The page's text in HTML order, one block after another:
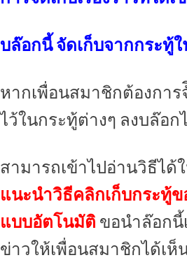
บล๊อกนี้ จัดเก็บจากกระทู้ใ
หากเพื่อนสมาชิกต้องการ
ไว้ในกระทู้ต่างๆ ลงบล๊อ
สามารถเข้าไปอ่านวิธีได้
แนะนำวิธีคลิกเก็บกระทู้ข
แบบอัตโนมัติ ขอนำล๊อกนี้
ข่าวให้เพื่อนสมาชิกได้เห็